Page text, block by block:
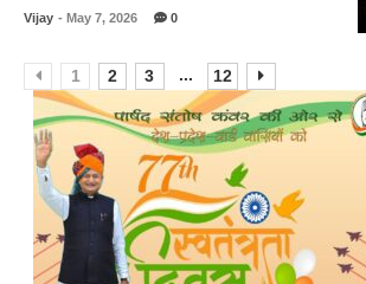
Vijay - May 7, 2026 0
1 2 3 ... 12